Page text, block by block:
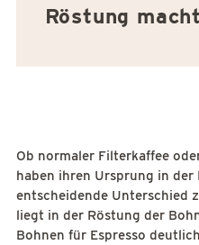
Röstung
Ob normaler Filterkaffee
haben ihren Ursprung in der
entscheidende Unterschied
liegt in der Röstung der
Bohnen für Espresso